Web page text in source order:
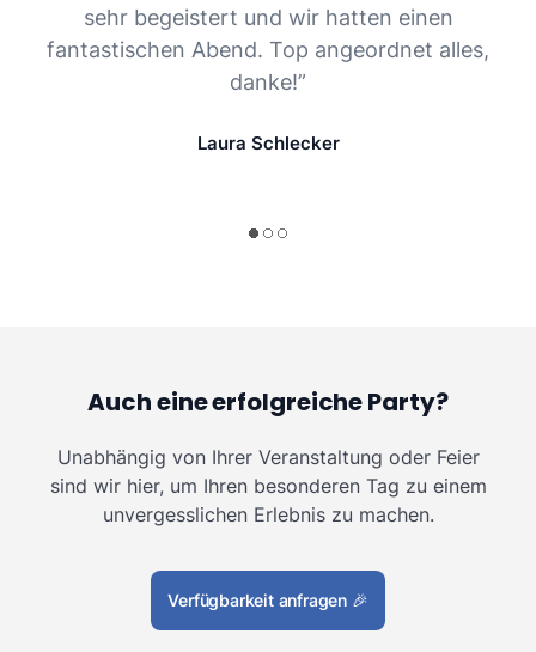
sehr begeistert und wir hatten einen
fantastischen Abend. Top angeordnet alles,
danke!”
Laura Schlecker
Auch eine erfolgreiche Party?
Unabhängig von Ihrer Veranstaltung oder Feier
sind wir hier, um Ihren besonderen Tag zu einem
unvergesslichen Erlebnis zu machen.
Verfügbarkeit anfragen 🎉